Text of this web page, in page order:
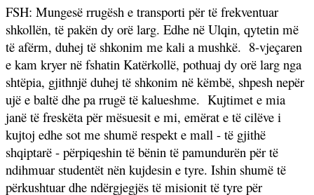
FSH: Mungesë rrugësh e transporti për të frekventuar
shkollën, të pakën dy orë larg. Edhe në Ulqin, qytetin më
të afërm, duhej të shkonim me kali a mushkë. 8-vjeçaren
e kam kryer në fshatin Katërkollë, pothuaj dy orë larg nga
shtëpia, gjithnjë duhej të shkonim në këmbë, shpesh nepër
ujë e baltë dhe pa rrugë të kalueshme. Kujtimet e mia
janë të freskëta për mësuesit e mi, emërat e të cilëve i
kujtoj edhe sot me shumë respekt e mall - të gjithë
shqiptarë - përpiqeshin të bënin të pamundurën për të
ndihmuar studentët nën kujdesin e tyre. Ishin shumë të
përkushtuar dhe ndërgjegjës të misionit të tyre për